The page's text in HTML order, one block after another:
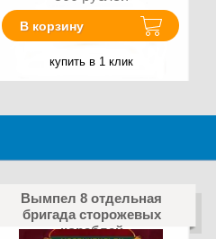
В корзину
купить в 1 клик
Вымпел 8 отдельная
бригада сторожевых
кораблей